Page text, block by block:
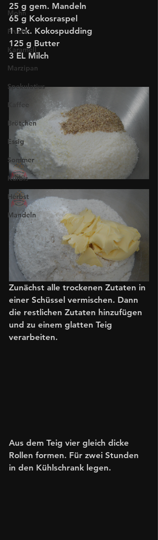
Mohn
Frucht
Karamell
Marzipan
Spekulatius
Kaffee
Brötchen
Essig
Sommer
Kürbis
Herbst
Mandeln
25 g gem. Mandeln
65 g Kokosraspel
1 Pck. Kokospudding
125 g Butter
3 EL Milch
Zunächst alle trockenen Zutaten in
einer Schüssel vermischen. Dann
die restlichen Zutaten hinzufügen
und zu einem glatten Teig
verarbeiten.
Aus dem Teig vier gleich dicke
Rollen formen. Für zwei Stunden
in den Kühlschrank legen.